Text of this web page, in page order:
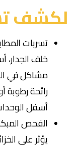
لكشف
تسربات
خلف
مشاكل في
رائحة
أسفل
الفحص
يؤثر على